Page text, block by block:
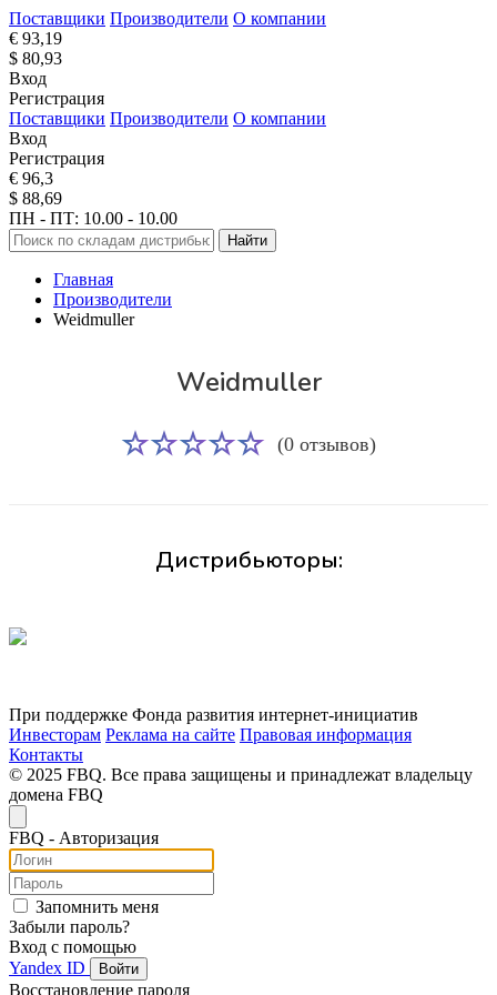
Поставщики Производители О компании
€ 93,19
$ 80,93
Вход
Регистрация
Поставщики Производители О компании
Вход
Регистрация
€ 96,3
$ 88,69
ПН - ПТ: 10.00 - 10.00
Найти
Главная
Производители
Weidmuller
Weidmuller
(0 отзывов)
Дистрибьюторы:
При поддержке Фонда развития интернет-инициатив
Инвесторам Реклама на сайте Правовая информация
Контакты
© 2025 FBQ. Все права защищены и принадлежат владельцу
домена FBQ
FBQ - Авторизация
Запомнить меня
Забыли пароль?
Вход с помощью
Yandex ID
Войти
Восстановление пароля